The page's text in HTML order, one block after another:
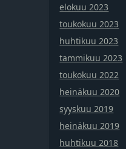
elokuu 2023
toukokuu 2023
huhtikuu 2023
tammikuu 2023
toukokuu 2022
heinäkuu 2020
syyskuu 2019
heinäkuu 2019
huhtikuu 2018